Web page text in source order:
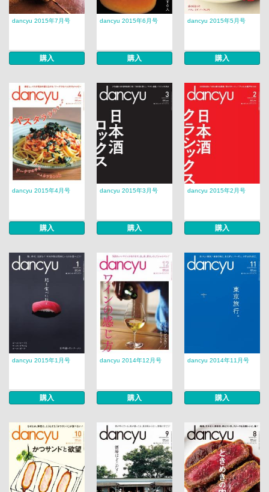
dancyu 2015年7月号
購入
dancyu 2015年6月号
購入
dancyu 2015年5月号
購入
dancyu 2015年4月号
購入
dancyu 2015年3月号
購入
dancyu 2015年2月号
購入
dancyu 2015年1月号
購入
dancyu 2014年12月号
購入
dancyu 2014年11月号
購入